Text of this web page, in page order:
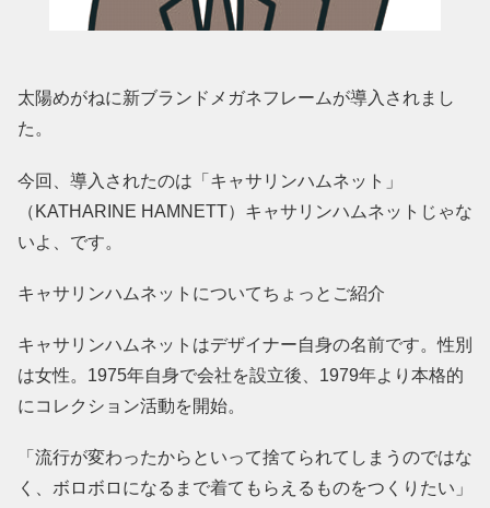
太陽めがねに新ブランドメガネフレームが導入されまし
た。
今回、導入されたのは「キャサリンハムネット」
（KATHARINE HAMNETT）キャサリンハムネットじゃな
いよ、です。
キャサリンハムネットについてちょっとご紹介
キャサリンハムネットはデザイナー自身の名前です。性別
は女性。1975年自身で会社を設立後、1979年より本格的
にコレクション活動を開始。
「流行が変わったからといって捨てられてしまうのではな
く、ボロボロになるまで着てもらえるものをつくりたい」